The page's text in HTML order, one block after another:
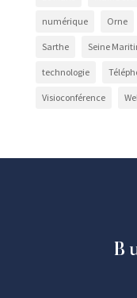
numérique Orne
Sarthe Seine
technologie
Visioconférence